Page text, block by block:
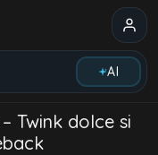
AI
Twink dolce si